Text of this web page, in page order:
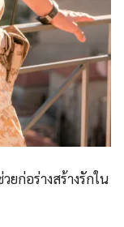
ยก่อร่างสร้างรักใน